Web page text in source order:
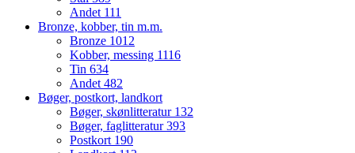
Andet 111
Bronze, kobber, tin m.m.
Bronze 1012
Kobber, messing 1116
Tin 634
Andet 482
Bøger, postkort, landkort
Bøger, skønlitteratur 132
Bøger, faglitteratur393
Postkort 190